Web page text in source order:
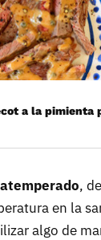
a la pimienta
,
en la
algo de